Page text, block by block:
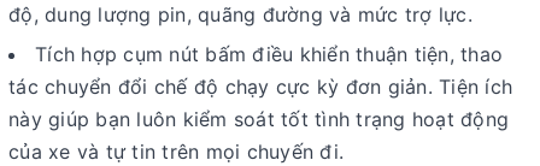
độ, dung lượng pin, quãng đường và mức trợ lực.
Tích hợp cụm nút bấm điều khiển thuận tiện, thao
tác chuyển đổi chế độ chạy cực kỳ đơn giản. Tiện ích
này giúp bạn luôn kiểm soát tốt tình trạng hoạt động
của xe và tự tin trên mọi chuyến đi.